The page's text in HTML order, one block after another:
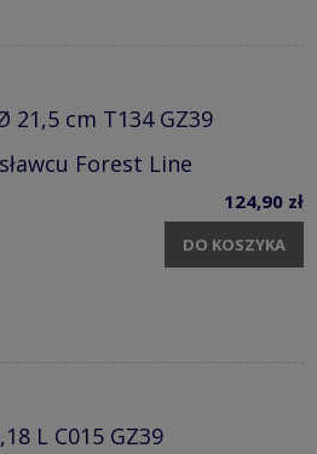
21,5 cm T134 GZ39
Forest Line
124,90 zł
DO KOSZYKA
L C015 GZ39